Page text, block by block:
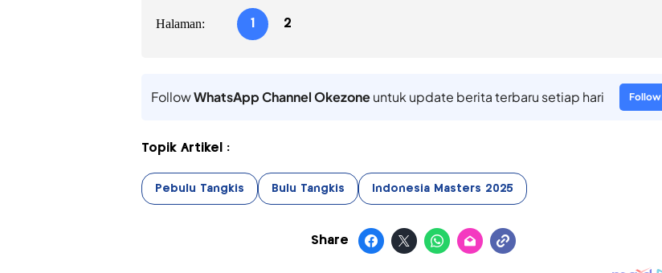
Halaman: 1 2
FollowWhatsApp Channel Okezoneuntuk update berita terbaru setiap hari Follow
Topik Artikel :
Pebulu Tangkis Bulu Tangkis Indonesia Masters 2025
Share